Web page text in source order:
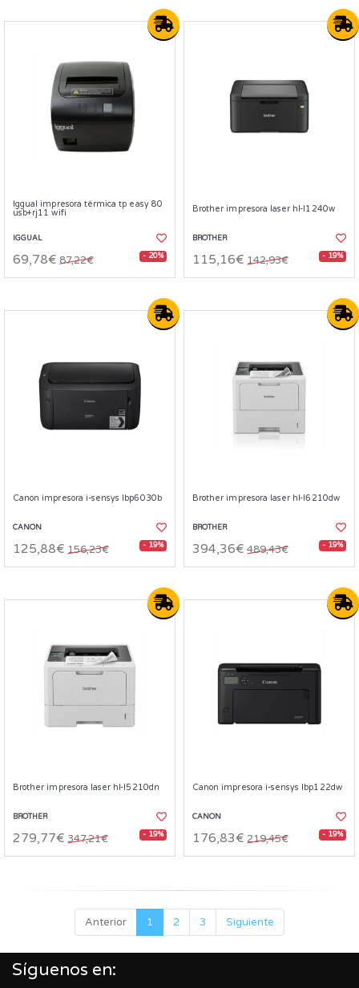
Iggual impresora térmica tp easy 80
usb+rj11 wifi
IGGUAL
69,78€ 87,22€ - 20%
Brother impresora laser hl-l1240w
BROTHER
115,16€ 142,93€ - 19%
Canon impresora i-sensys lbp6030b
CANON
125,88€ 156,23€ - 19%
Brother impresora laser hl-l6210dw
BROTHER
394,36€ 489,43€ - 19%
Brother impresora laser hl-l5210dn
BROTHER
279,77€ 347,21€ - 19%
Canon impresora i-sensys lbp122dw
CANON
176,83€ 219,45€ - 19%
Anterior 1 2 3 Siguiente
Síguenos en: